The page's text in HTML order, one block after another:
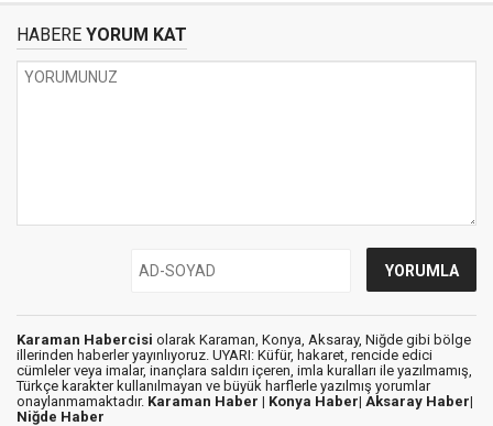
HABERE YORUM KAT
Karaman Habercisi olarak Karaman, Konya, Aksaray, Niğde gibi bölge
illerinden haberler yayınlıyoruz. UYARI: Küfür, hakaret, rencide edici
cümleler veya imalar, inançlara saldırı içeren, imla kuralları ile yazılmamış,
Türkçe karakter kullanılmayan ve büyük harflerle yazılmış yorumlar
onaylanmamaktadır. Karaman Haber | Konya Haber| Aksaray Haber|
Niğde Haber